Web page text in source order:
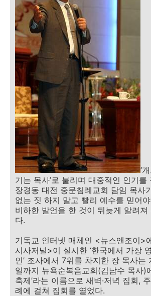
‘
기는 목사’로 불리며 대중적인 인기를
장경동 대전 중문침례교회 담임 목사
없는 짓 하지 말고 빨리 예수를 믿어
비하한 발언을 한 것이 뒤늦게 알려져
다.
기독교 인터넷 매체인 <뉴스앤조이>
시사저널>이 실시한 ‘한국에서 가장
인’ 조사에서 7위를 차지한 장 목사는
일까지 뉴욕순복음교회(김남수 목사)
축제’라는 이름으로 새벽·저녁 집회,
례에 걸쳐 집회를 열었다.